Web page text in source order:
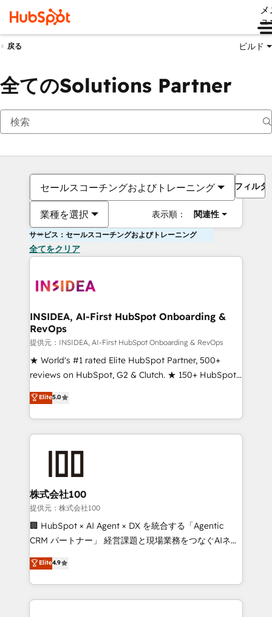
ュ
戻る ビルド
全てのSolutions Partner
セールスコーチングおよびトレーニング
業種を選択 表示順： 関連性
フィルタ
サービス：セールスコーチングおよびトレーニング
全てをクリア
INSIDEA, AI-First HubSpot Onboarding &
RevOps
提供元：INSIDEA, AI-First HubSpot Onboarding & RevOps
★ World's #1 rated Elite HubSpot Partner, 500+
reviews on HubSpot, G2 & Clutch. ★ 150+ HubSpot
Certified Experts & Trainers across the team ★
1,500+ implementations across five continents ★ AI-
First, RevOps-led, Onboarding obsessed ★
Company of the Year 2024/25 INSIDEA helps
and build AI-powered workflows that drive adoption
from week one, in your time zone. What we do ➤
Onboarding: Live in weeks, with workflows built
around your business, not a template. ➤ Migration:
Move from any legacy CRM. Zero downtime, full data
run your revenue process. Sales, marketing, and
service wired together. ➤ AI and Integrations: Layer
Elite5.0
株式会社100
提供元：株式会社100
🏢 HubSpot × AI Agent × DX を統合する「Agentic
CRM パートナー」 経営課題と現場業務をつなぐAIネイ
ティブ・エージェンシーとして、HubSpot Eliteの実装
力で顧客フロント業務を再設計します。 💡 100inc は何
をする会社か？ HubSpotを共通基盤に、AIエージェン
トを組み込んだ顧客フロント業務（マーケティング・営
Elite4.9